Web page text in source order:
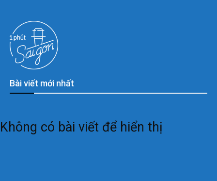
Bài viết mới nhất
Không có bài viết để hiển thị